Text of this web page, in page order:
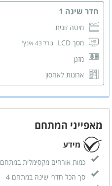
חדר שינה 1
מיטה זוגית
מסך LCD
גודל 43 אינץ'
מזגן
ארונות לאחסון
מאפייני המתחם
מידע
כמות אורחים מקסימלית במתחם 12
סך הכל חדרי שינה במתחם 4